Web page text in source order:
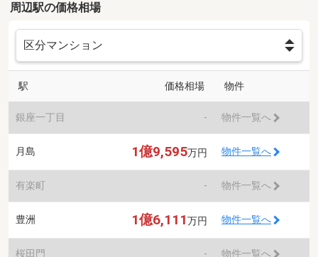
周辺駅の価格相場
駅 価格相場 物件
銀座一丁目 - 物件一覧へ
月島 1億9,595万円 物件一覧へ
有楽町 - 物件一覧へ
豊洲 1億6,111万円 物件一覧へ
桜田門 - 物件一覧へ